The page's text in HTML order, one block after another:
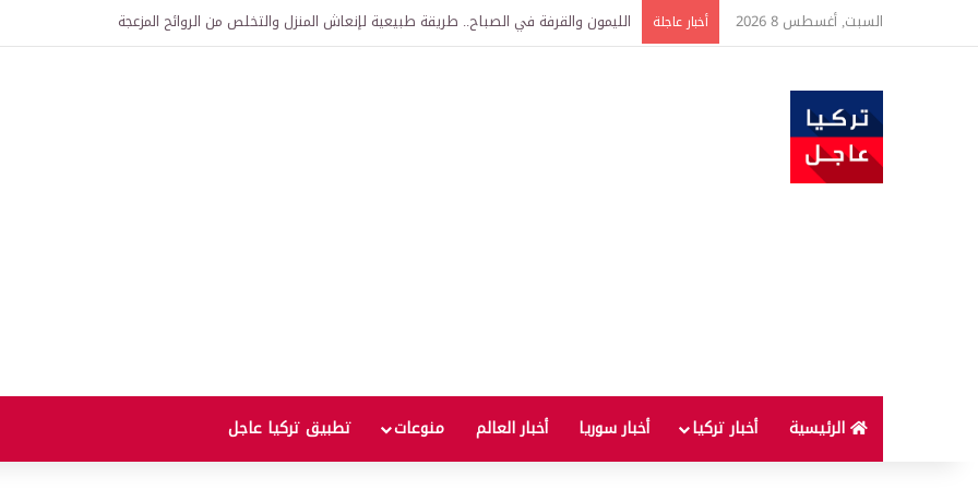
السبت, أغسطس 8 2026 أخبار عاجلة الليمون والقرفة في الصباح.. طريقة طبيعية لإنعاش المنزل والتخلص من الروائح المزعجة
الرئيسية أخبار تركيا أخبار سوريا أخبار العالم منوعات تطبيق تركيا عاجل